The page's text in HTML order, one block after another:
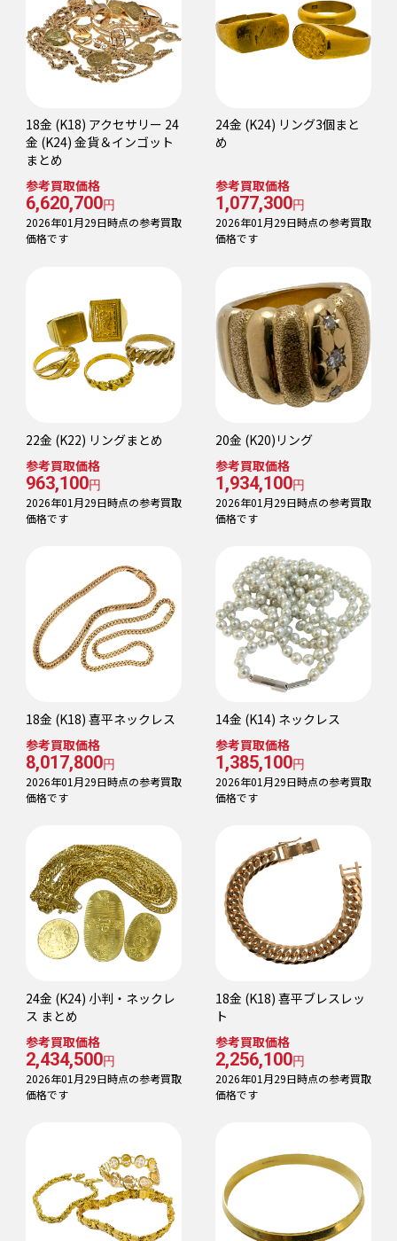
18金 (K18) アクセサリー 24
金 (K24) 金貨＆インゴット
まとめ
参考買取価格
6,620,700円
2026年01月29日時点の参考買取
価格です
24金 (K24) リング3個まと
め
参考買取価格
1,077,300円
2026年01月29日時点の参考買取
価格です
22金 (K22) リングまとめ
参考買取価格
963,100円
2026年01月29日時点の参考買取
価格です
20金 (K20)リング
参考買取価格
1,934,100円
2026年01月29日時点の参考買取
価格です
18金 (K18) 喜平ネックレス
参考買取価格
8,017,800円
2026年01月29日時点の参考買取
価格です
14金 (K14) ネックレス
参考買取価格
1,385,100円
2026年01月29日時点の参考買取
価格です
24金 (K24) 小判・ネックレ
ス まとめ
参考買取価格
2,434,500円
2026年01月29日時点の参考買取
価格です
18金 (K18) 喜平ブレスレッ
ト
参考買取価格
2,256,100円
2026年01月29日時点の参考買取
価格です